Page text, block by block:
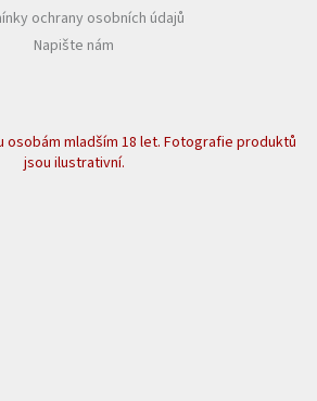
ochrany osobních údajů
Napište nám
osobám mladším 18 let. Fotografie produktů
jsou ilustrativní.